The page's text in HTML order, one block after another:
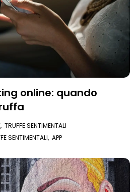
online: quando
, TRUFFE SENTIMENTALI
SENTIMENTALI, APP